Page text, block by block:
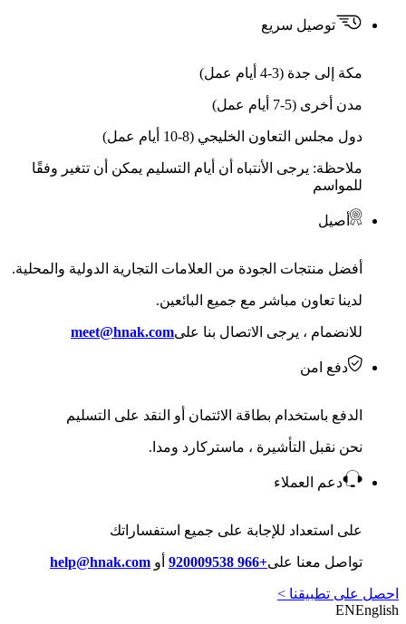
توصيل سريع
مكة إلى جدة (3-4 أيام عمل)
مدن أخرى (5-7 أيام عمل)
دول مجلس التعاون الخليجي (8-10 أيام عمل)
ملاحظة: يرجى الأنتباه أن أيام التسليم يمكن أن تتغير وفقًا
للمواسم
أصيل
أفضل منتجات الجودة من العلامات التجارية الدولية والمحلية.
لدينا تعاون مباشر مع جميع البائعين.
للانضمام ، يرجى الاتصال بنا علىmeet@hnak.com
دفع امن
الدفع باستخدام بطاقة الائتمان أو النقد على التسليم
نحن نقبل التأشيرة ، ماستركارد ومدا.
دعم العملاء
على استعداد للإجابة على جميع استفساراتك
تواصل معنا على+966 920009538 أو help@hnak.com
احصل على تطبيقنا >
ENEnglish